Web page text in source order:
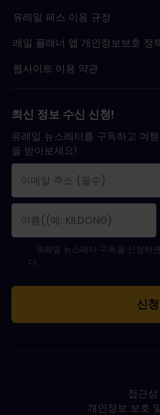
유레일 패스 이용 규정
레일 플래너 앱 개인정보보호 정
웹사이트 이용 약관
최신 정보 수신 신청!
유레일 뉴스레터를 구독하고 여
을 받아보세요!
구독 신청이 완료되었습니다.
이메일 주소는 필수 항목입니다.
유효하지 않은 이메일 주소입니다!
뉴스레터를 구독하는 중 오류가 발
귀하는 이미 이 뉴스레터를 구독했
뉴스레터 구독을 위해서는 이용 약
유레일 뉴스레터 구독을 신청하
다.
접근
개인정보 보호